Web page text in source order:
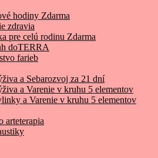
hodiny Zdarma
zdravia
pre celú rodinu Zdarma
doTERRA
farieb
a Sebarozvoj za 21 dní
a Varenie v kruhu 5 elementov
a Varenie v kruhu 5 elementov
arteterapia